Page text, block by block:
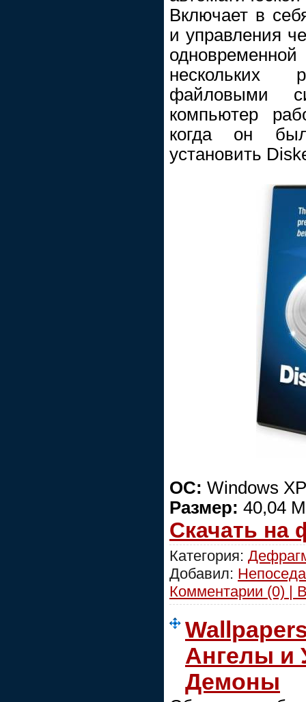
Включает в
и управления
нескольких
файловыми
компьютер
когда он
установить
ОС: Windows
Размер: 40,04
Скачать на
Категория:
Добавил: Непоседа
Комментарии (0) |
Ангелы и
Демоны